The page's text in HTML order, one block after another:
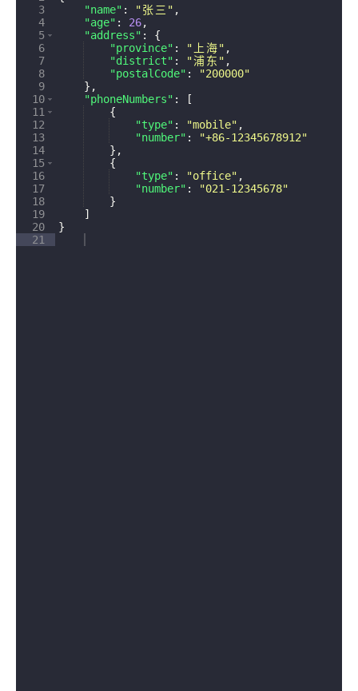
3
4
5
6
7
8
9
10
11
12
13
14
15
16
17
18
19
20
21
"name" : "张三 " ,
"age" : 26,
"address" : {
"province" : " 上海" ,
"district" : "浦东 " ,
"postalCode" :
"200000"
} ,
"phoneNumbers" :
[
{
"type" : "mobile" ,
"number" :
"+86-12345678912"
} ,
{
"type" : "office" ,
"number" :
"021-12345678"
}
]
}